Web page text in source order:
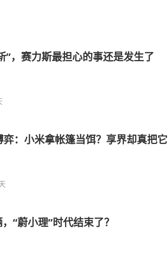
”，赛力斯最担心的事还是发生了
：小米拿帐篷当饵？享界却真把它
“蔚小理”时代结束了？